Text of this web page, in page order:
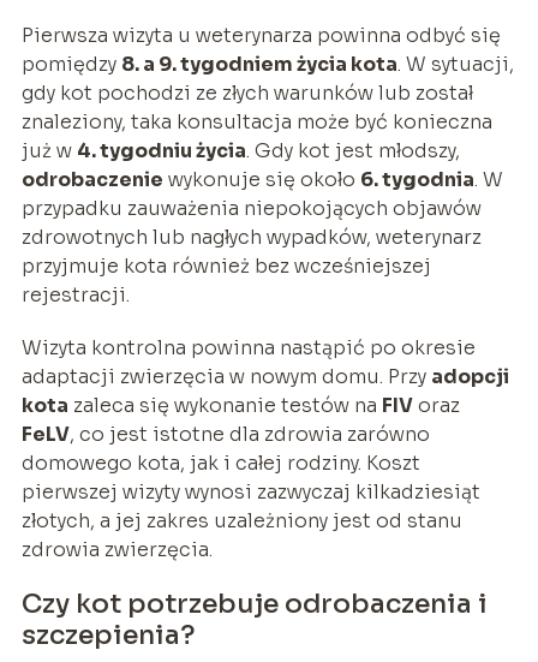
Pierwsza wizyta u weterynarza powinna odbyć się
pomiędzy 8. a 9. tygodniem życia kota. W sytuacji,
gdy kot pochodzi ze złych warunków lub został
znaleziony, taka konsultacja może być konieczna
już w 4. tygodniu życia. Gdy kot jest młodszy,
odrobaczenie wykonuje się około 6. tygodnia. W
przypadku zauważenia niepokojących objawów
zdrowotnych lub nagłych wypadków, weterynarz
przyjmuje kota również bez wcześniejszej
rejestracji.
Wizyta kontrolna powinna nastąpić po okresie
adaptacji zwierzęcia w nowym domu. Przy adopcji
kota zaleca się wykonanie testów na FIVoraz
FeLV, co jest istotne dla zdrowia zarówno
domowego kota, jak i całej rodziny. Koszt
pierwszej wizyty wynosi zazwyczaj kilkadziesiąt
złotych, a jej zakres uzależniony jest od stanu
zdrowia zwierzęcia.
Czy kot potrzebuje odrobaczenia i
szczepienia?